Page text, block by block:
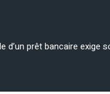
d’un prêt bancaire